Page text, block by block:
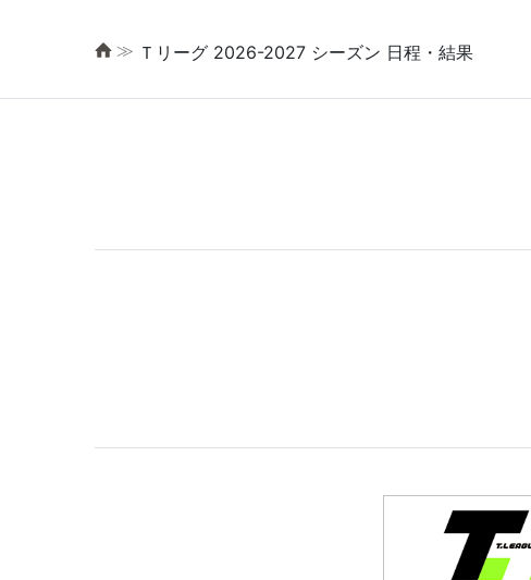
≫ Ｔリーグ 2026-2027 シーズン 日程・結果